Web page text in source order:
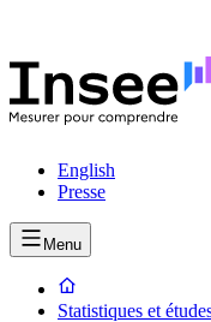
English
Presse
Menu
Statistiques et